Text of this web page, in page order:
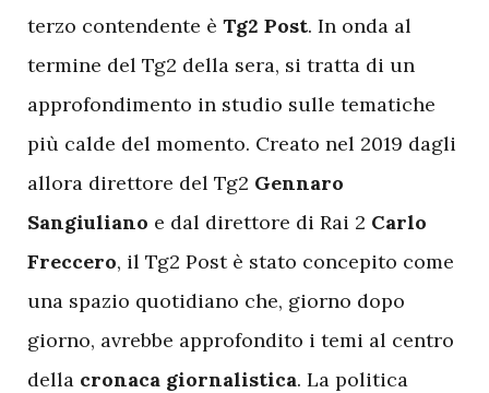
terzo contendente è Tg2 Post. In onda al
termine del Tg2 della sera, si tratta di un
approfondimento in studio sulle tematiche
più calde del momento. Creato nel 2019 dagli
allora direttore del Tg2 Gennaro
Sangiuliano e dal direttore di Rai 2 Carlo
Freccero, il Tg2 Post è stato concepito come
una spazio quotidiano che, giorno dopo
giorno, avrebbe approfondito i temi al centro
della cronaca giornalistica. La politica